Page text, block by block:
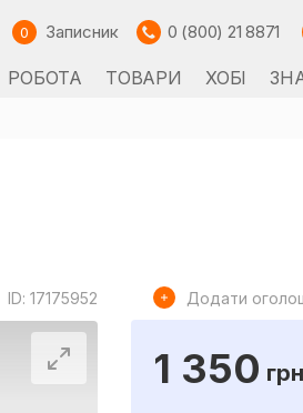
0 Записник 0 (800) 21 8871
РОБОТА ТОВАРИ ХОБІ
ID: 17175952 Додати
1 350 грн